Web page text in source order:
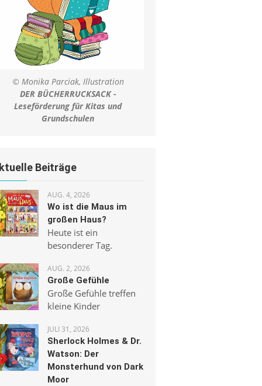
© Monika Parciak, Illustration
DER BÜCHERRUCKSACK -
Leseförderung für Kitas und
Grundschulen
Beiträge
AUG. 4, 2026
Wo ist die Maus im
großen Haus?
Heute ist ein
besonderer Tag.
AUG. 2, 2026
Große Gefühle
Große Gefühle treffen
kleine Kinder
JULI 31, 2026
Sherlock Holmes & Dr.
Watson: Der
Monsterhund von Dark
Moor